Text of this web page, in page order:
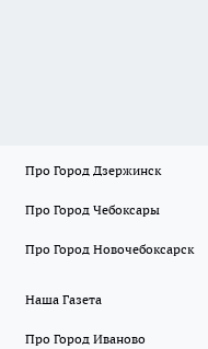
Про Город Дзержинск
Про Город Чебоксары
Про Город Новочебоксарск
Наша Газета
Про Город Иваново